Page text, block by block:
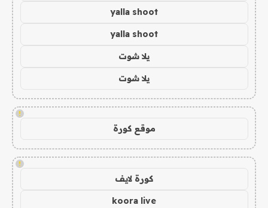
yalla shoot
yalla shoot
يلا شوت
يلا شوت
!
موقع كورة
!
كورة لايف
koora live